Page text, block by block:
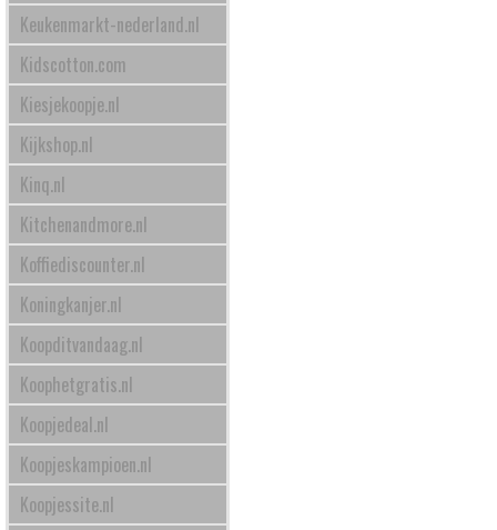
Keukenmarkt-nederland.nl
Kidscotton.com
Kiesjekoopje.nl
Kijkshop.nl
Kinq.nl
Kitchenandmore.nl
Koffiediscounter.nl
Koningkanjer.nl
Koopditvandaag.nl
Koophetgratis.nl
Koopjedeal.nl
Koopjeskampioen.nl
Koopjessite.nl